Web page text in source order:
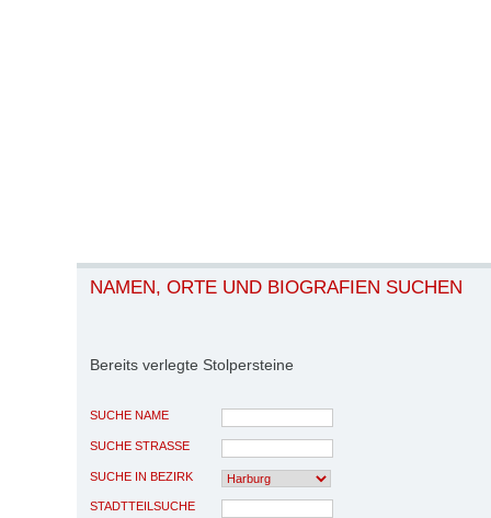
NAMEN, ORTE UND BIOGRAFIEN SUCHEN
Bereits verlegte Stolpersteine
SUCHE NAME
SUCHE STRASSE
SUCHE IN BEZIRK
STADTTEILSUCHE